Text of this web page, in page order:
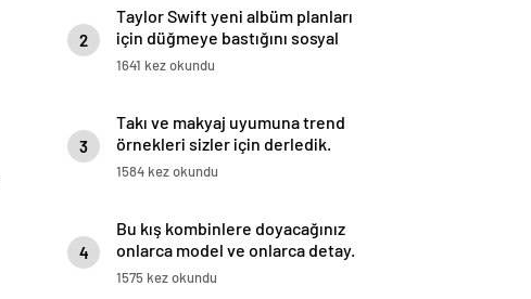
2
Taylor Swift yeni albüm planları
için düğmeye bastığını sosyal
medyadan duyurdu!
1641 kez okundu
3
Takı ve makyaj uyumuna trend
örnekleri sizler için derledik.
1584 kez okundu
4
Bu kış kombinlere doyacağınız
onlarca model ve onlarca detay.
1575 kez okundu